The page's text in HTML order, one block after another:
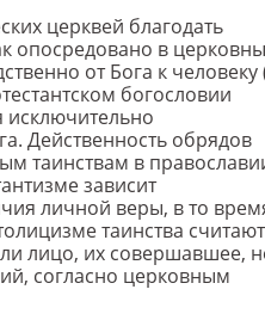
церквей благодать
опосредовано в
от Бога к человеку
богословии
исключительно
Действенность обрядов
таинствам в
зависит
личной веры, в то
таинства считают
лицо, их совершавшее,
согласно церковным